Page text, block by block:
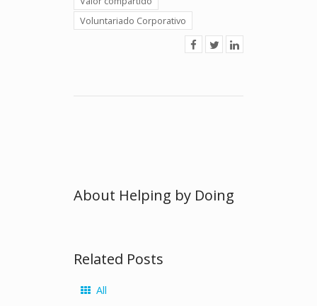
Voluntariado Corporativo
About Helping by Doing
Related Posts
All